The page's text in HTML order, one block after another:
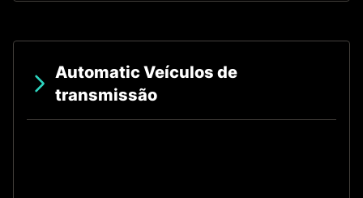
Automatic Veículos de
transmissão